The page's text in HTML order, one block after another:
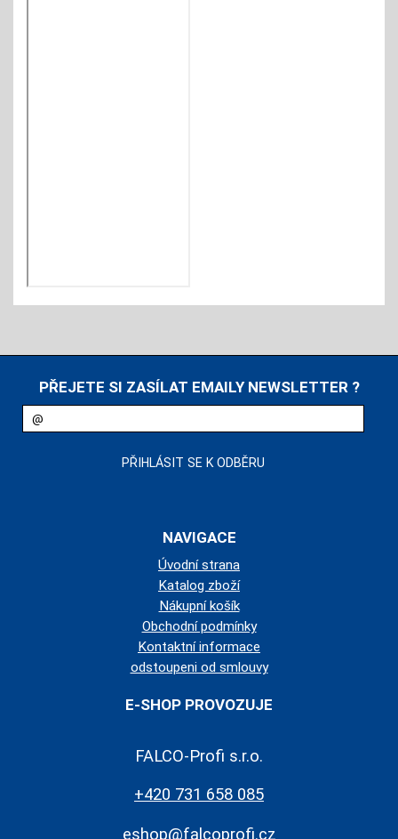
PŘEJETE SI ZASÍLAT EMAILY NEWSLETTER ?
NAVIGACE
Úvodní strana
Katalog zboží
Nákupní košík
Obchodní podmínky
Kontaktní informace
odstoupeni od smlouvy
E-SHOP PROVOZUJE
FALCO-Profi s.r.o.
+420 731 658 085
eshop@falcoprofi.cz